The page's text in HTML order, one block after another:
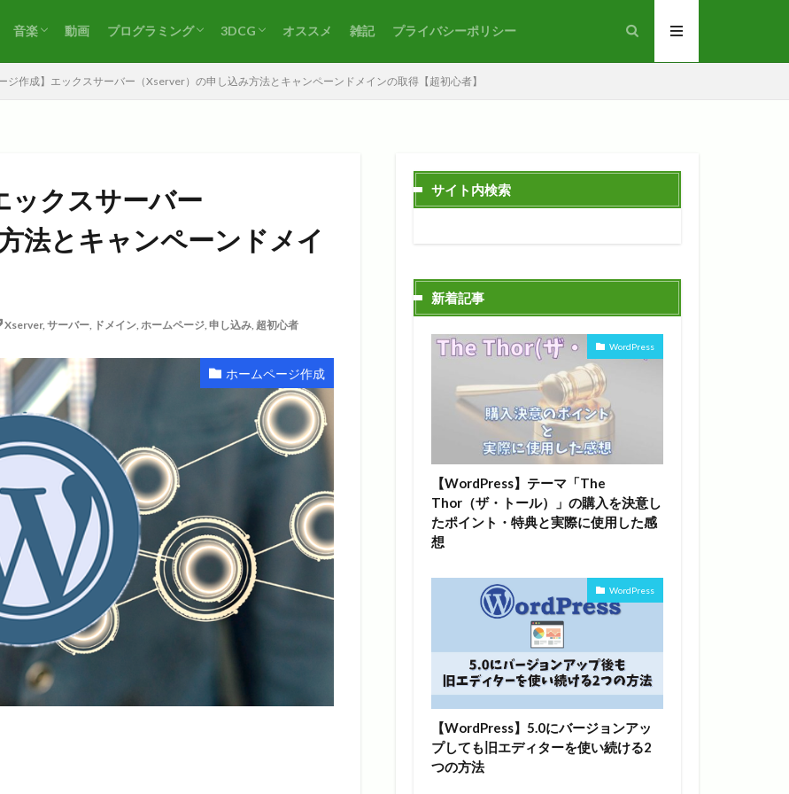
（絵）
他（絵）
音楽
作曲
耳コピ
その他（音楽）
動画 プログラミング
VBA
3DCG
Blender
その他（3DCG）
オススメ 雑記 プライバシーポリシー
ジ作成】エックスサーバー（Xserver）の申し込み方法とキャンペーンドメインの取得【超初心者】
ックスサーバー
法とキャンペーンドメイ
Xserver, サーバー, ドメイン, ホームページ, 申し込み, 超初心者
ホームページ作成
サイト内検索
新着記事
WordPress
【WordPress】テーマ「The
Thor（ザ・トール）」の購入を決意し
たポイント・特典と実際に使用した感
想
WordPress
【WordPress】5.0にバージョンアッ
プしても旧エディターを使い続ける2
つの方法